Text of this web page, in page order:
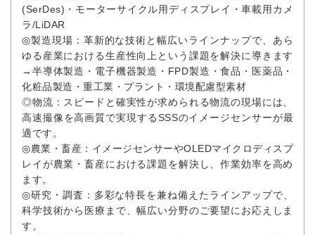
(SerDes)・モーターサイクル用ディスプレイ・車載用カメ
ラ/LiDAR
◎製造現場：革新的な技術と幅広いラインナップで、あら
ゆる産業における生産性向上という課題を解決に導きます
→半導体製造・電子機器製造・FPD製造・食品・医薬品・
化粧品製造・重工業・プラント・環境配慮型素材
◎物流：スピードと確実性が求められる物流の現場には、
高速撮像を高画質で実現するSSSのイメージセンサーが最
適です。
◎農業・畜産：イメージセンサーやOLEDマイクロディスプ
レイが農業・畜産における課題を解決し、作業効率を高め
ます。
◎研究・調査：多彩な特長を兼ね備えたラインアップで、
科学技術から医療まで、幅広い分野のご要望にお応えしま
す。